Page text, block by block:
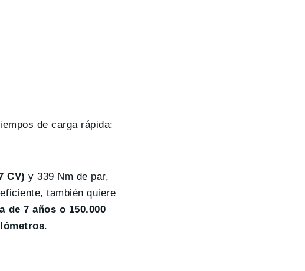
de carga rápida:
CV) y 339 Nm de par,
también quiere
de 7 años o 150.000
.